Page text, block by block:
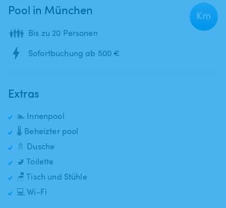
Pool in München
👪 Bis zu 20 Personen
Sofortbuchung ab 500 €
Km
Extras
🏊 Innenpool
🌡️ Beheizter pool
🚿 Dusche
🚽 Toilette
🪑 Tisch und Stühle
💻 Wi-Fi